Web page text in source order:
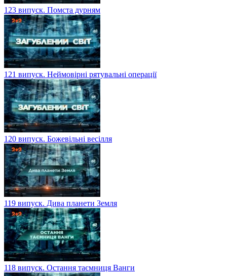
123 випуск. Помста дурням
121 випуск. Неймовірні рятувальні операції
120 випуск. Божевільні весілля
119 випуск. Дива планети Земля
118 випуск. Остання таємниця Ванги